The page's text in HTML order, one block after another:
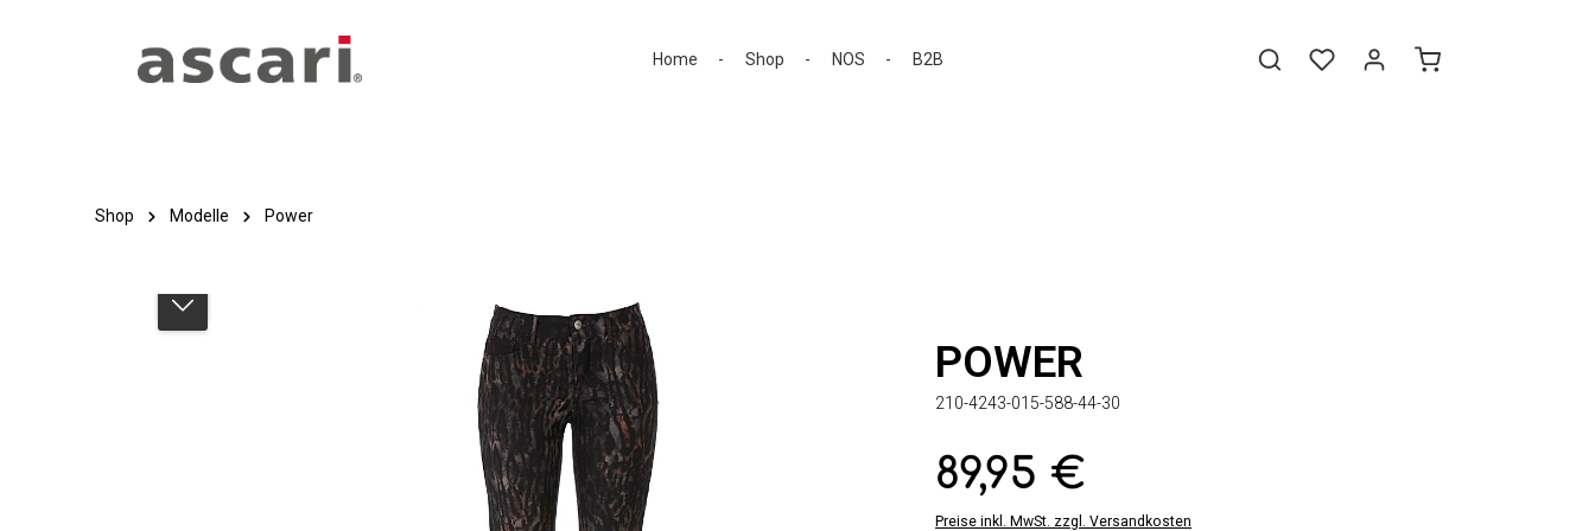
Home
Shop NOS B2B
Shop Modelle Power
POWER
210-4243-015-588-44-30
Regulärer Preis:
89,95 €
Preise inkl. MwSt. zzgl. Versandkosten